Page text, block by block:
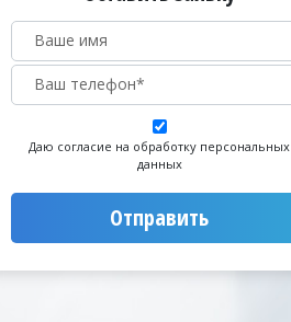
Даю согласие на обработку персональных
данных
Отправить